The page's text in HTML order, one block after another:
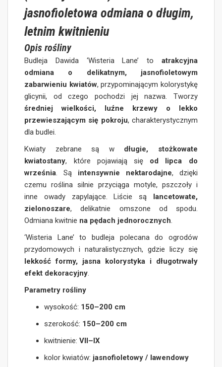
jasnofioletowa odmiana o długim,
letnim kwitnieniu
Opis rośliny
Budleja Dawida ‘Wisteria Lane’ to atrakcyjna
odmiana o delikatnym, jasnofioletowym
zabarwieniu kwiatów, przypominającym kolorystykę
glicynii, od czego pochodzi jej nazwa. Tworzy
średniej wielkości, luźne krzewy o lekko
przewieszającym się pokroju, charakterystycznym
dla budlei.
Kwiaty zebrane są w długie, stożkowate
kwiatostany, które pojawiają się od lipca do
września. Są intensywnie nektarodajne, dzięki
czemu roślina silnie przyciąga motyle, pszczoły i
inne owady zapylające. Liście są lancetowate,
zielonoszare, delikatnie omszone od spodu.
Odmiana kwitnie na pędach jednorocznych.
‘Wisteria Lane’ to budleja polecana do ogrodów
przydomowych i naturalistycznych, gdzie liczy się
lekkość formy, jasna kolorystyka i długotrwały
efekt dekoracyjny.
Parametry rośliny
wysokość: 150–200 cm
szerokość: 150–200 cm
kwitnienie:VII–IX
kolor kwiatów: jasnofioletowy / lawendowy